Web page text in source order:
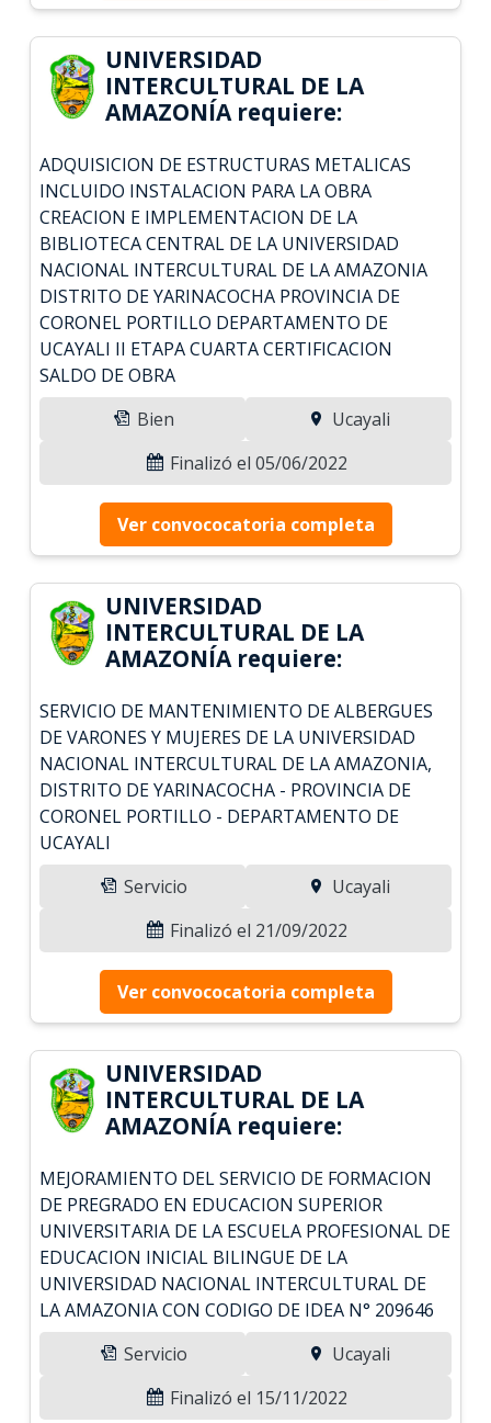
UNIVERSIDAD
INTERCULTURAL DE LA
AMAZONÍA requiere:
ADQUISICION DE ESTRUCTURAS METALICAS
INCLUIDO INSTALACION PARA LA OBRA
CREACION E IMPLEMENTACION DE LA
BIBLIOTECA CENTRAL DE LA UNIVERSIDAD
NACIONAL INTERCULTURAL DE LA AMAZONIA
DISTRITO DE YARINACOCHA PROVINCIA DE
CORONEL PORTILLO DEPARTAMENTO DE
UCAYALI II ETAPA CUARTA CERTIFICACION
SALDO DE OBRA
Bien
Ucayali
Finalizó el 05/06/2022
Ver convococatoria completa
UNIVERSIDAD
INTERCULTURAL DE LA
AMAZONÍA requiere:
SERVICIO DE MANTENIMIENTO DE ALBERGUES
DE VARONES Y MUJERES DE LA UNIVERSIDAD
NACIONAL INTERCULTURAL DE LA AMAZONIA,
DISTRITO DE YARINACOCHA - PROVINCIA DE
CORONEL PORTILLO - DEPARTAMENTO DE
UCAYALI
Servicio
Ucayali
Finalizó el 21/09/2022
Ver convococatoria completa
UNIVERSIDAD
INTERCULTURAL DE LA
AMAZONÍA requiere:
MEJORAMIENTO DEL SERVICIO DE FORMACION
DE PREGRADO EN EDUCACION SUPERIOR
UNIVERSITARIA DE LA ESCUELA PROFESIONAL DE
EDUCACION INICIAL BILINGUE DE LA
UNIVERSIDAD NACIONAL INTERCULTURAL DE
LA AMAZONIA CON CODIGO DE IDEA N° 209646
Servicio
Ucayali
Finalizó el 15/11/2022